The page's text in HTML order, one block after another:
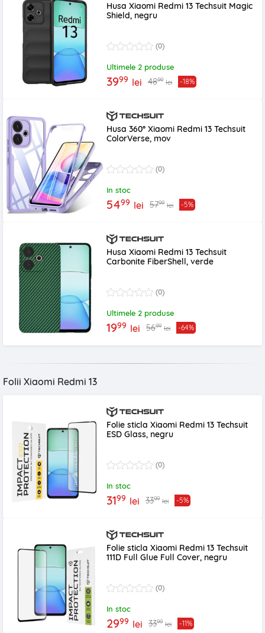
Husa Xiaomi Redmi 13 Techsuit Magic
Shield, negru
(0)
Ultimele 2 produse
3999 lei 4899 lei -18%
Husa 360° Xiaomi Redmi 13 Techsuit
ColorVerse, mov
(0)
In stoc
5499 lei 5799 lei -5%
Husa Xiaomi Redmi 13 Techsuit
Carbonite FiberShell, verde
(0)
Ultimele 2 produse
1999 lei 5699 lei -64%
Folii Xiaomi Redmi 13
Folie sticla Xiaomi Redmi 13 Techsuit
ESD Glass, negru
(0)
In stoc
3199 lei 3399 lei -5%
Folie sticla Xiaomi Redmi 13 Techsuit
111D Full Glue Full Cover, negru
(0)
In stoc
2999 lei 3399 lei -11%